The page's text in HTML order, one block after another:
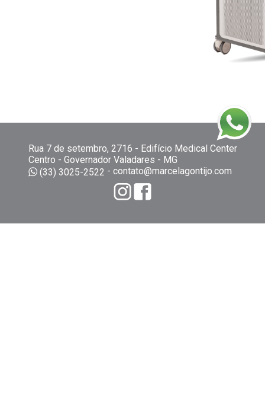
Rua 7 de setembro, 2716 - Edifício Medical Center
Centro - Governador Valadares - MG
(33) 3025-2522 - contato@marcelagontijo.com